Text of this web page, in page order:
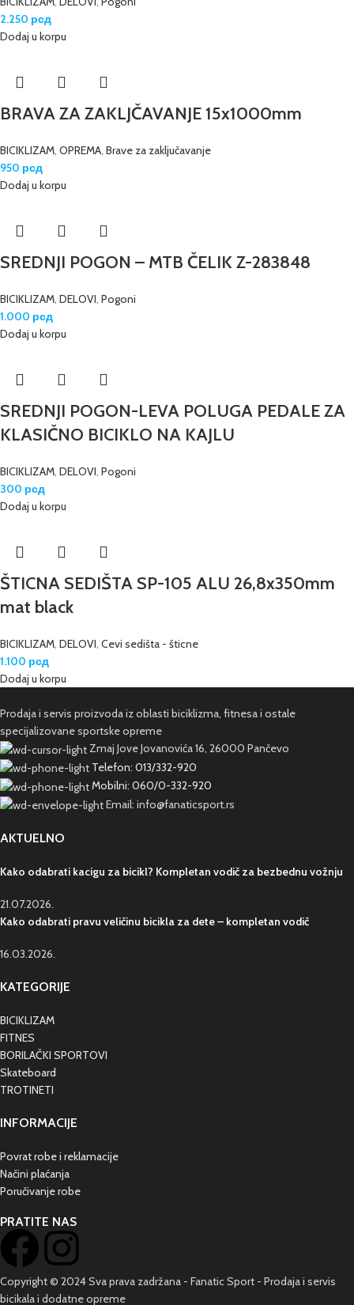
2.250 рсд
Dodaj u korpu
BRAVA ZA ZAKLJČAVANJE 15x1000mm
BICIKLIZAM, OPREMA, Brave za zaključavanje
950 рсд
Dodaj u korpu
SREDNJI POGON – MTB ČELIK Z-283848
BICIKLIZAM, DELOVI, Pogoni
1.000 рсд
Dodaj u korpu
SREDNJI POGON-LEVA POLUGA PEDALE ZA
KLASIČNO BICIKLO NA KAJLU
BICIKLIZAM, DELOVI, Pogoni
300 рсд
Dodaj u korpu
ŠTICNA SEDIŠTA SP-105 ALU 26,8x350mm
mat black
BICIKLIZAM, DELOVI, Cevi sedišta - šticne
1.100 рсд
Dodaj u korpu
Prodaja i servis proizvoda iz oblasti biciklizma, fitnesa i ostale
specijalizovane sportske opreme
Zmaj Jove Jovanovića 16, 26000 Pančevo
Telefon: 013/332-920
Mobilni: 060/0-332-920
Email: info@fanaticsport.rs
AKTUELNO
Kako odabrati kacigu za bicikl? Kompletan vodič za bezbednu vožnju
21.07.2026.
Kako odabrati pravu veličinu bicikla za dete – kompletan vodič
16.03.2026.
KATEGORIJE
BICIKLIZAM
FITNES
BORILAČKI SPORTOVI
Skateboard
TROTINETI
INFORMACIJE
Povrat robe i reklamacije
Načini plaćanja
Poručivanje robe
PRATITE NAS
Copyright © 2024 Sva prava zadržana - Fanatic Sport - Prodaja i servis
bicikala i dodatne opreme